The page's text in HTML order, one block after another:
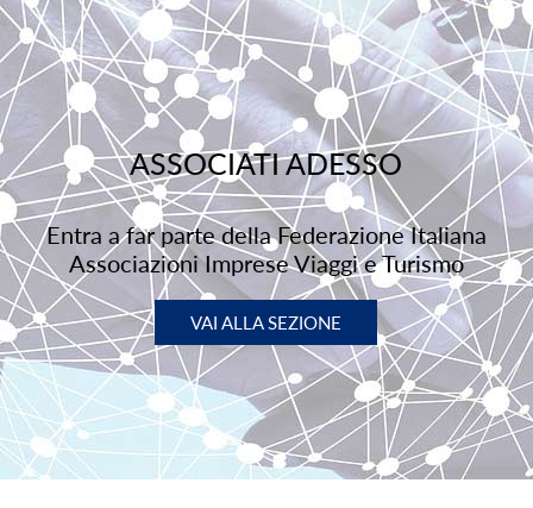
ASSOCIATI ADESSO
Entra a far parte della Federazione Italiana
Associazioni Imprese Viaggi e Turismo
VAI ALLA SEZIONE